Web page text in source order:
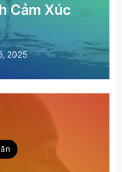
Cảm Xúc
2025